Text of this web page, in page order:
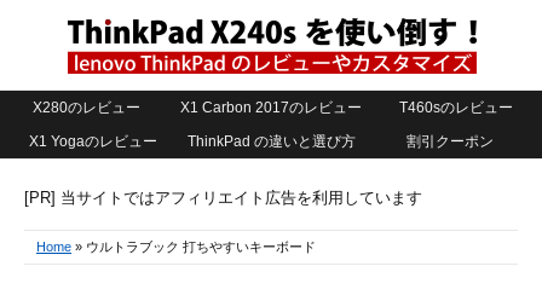
X280のレビュー X1 Carbon 2017のレビュー
T460sのレビュー
X1 Yogaのレビュー
ThinkPad の違いと選び方 割引クーポン
[PR] 当サイトではアフィリエイト広告を利用しています
Home » ウルトラブック 打ちやすいキーボード